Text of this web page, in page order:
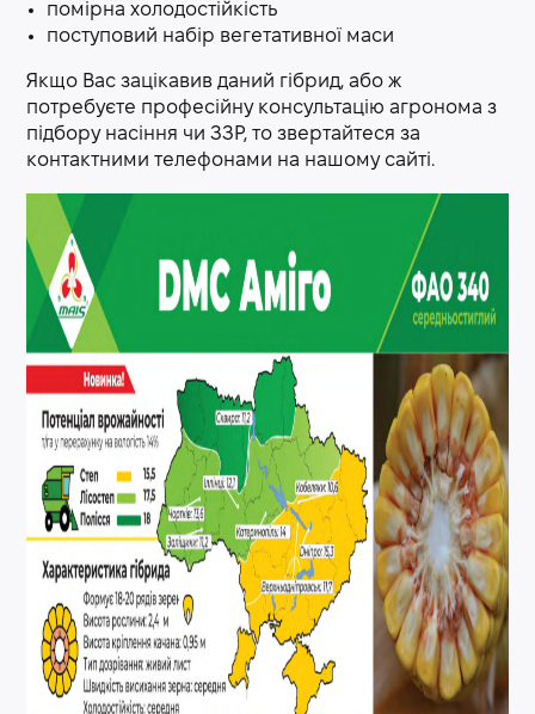
помірна холодостійкість
поступовий набір вегетативної маси
Якщо Вас зацікавив даний гібрид, або ж
потребуєте професійну консультацію агронома з
підбору насіння чи ЗЗР, то звертайтеся за
контактними телефонами на нашому сайті.